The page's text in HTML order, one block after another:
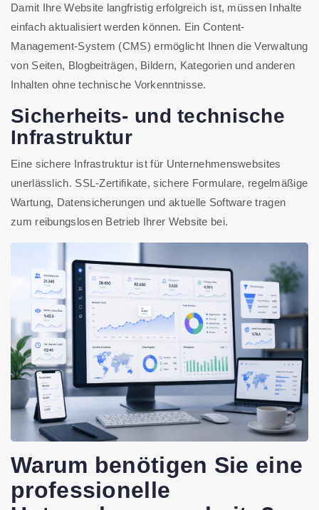
Damit Ihre Website langfristig erfolgreich ist, müssen Inhalte
einfach aktualisiert werden können. Ein Content-
Management-System (CMS) ermöglicht Ihnen die Verwaltung
von Seiten, Blogbeiträgen, Bildern, Kategorien und anderen
Inhalten ohne technische Vorkenntnisse.
Sicherheits- und technische
Infrastruktur
Eine sichere Infrastruktur ist für Unternehmenswebsites
unerlässlich. SSL-Zertifikate, sichere Formulare, regelmäßige
Wartung, Datensicherungen und aktuelle Software tragen
zum reibungslosen Betrieb Ihrer Website bei.
Warum benötigen Sie eine
professionelle